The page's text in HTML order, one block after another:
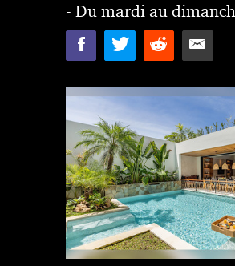
- Du mardi au